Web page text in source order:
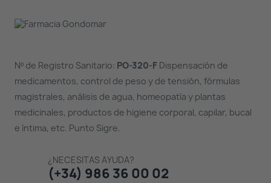
Nº de Registro Sanitario: PO-320-FDispensación de
medicamentos, control de peso y de tensión, fórmulas
magistrales, análisis de agua, homeopatía y plantas
medicinales, productos de higiene corporal, capilar, bucal
e íntima, etc. Punto Sigre.
¿NECESITAS AYUDA?
(+34) 986 36 00 02